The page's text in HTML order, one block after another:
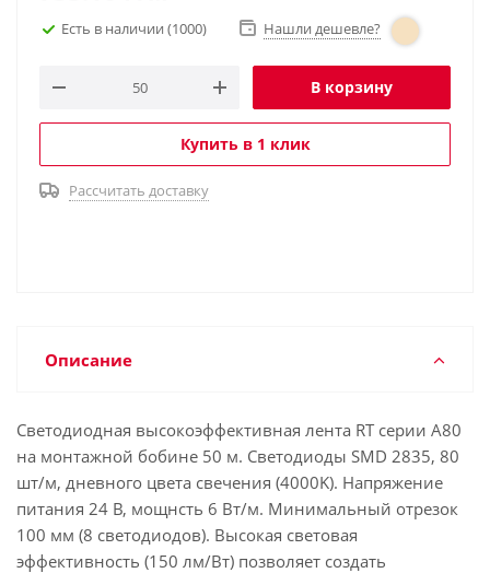
Есть в наличии (1000) Нашли дешевле?
В корзину
Купить в 1 клик
Рассчитать доставку
Описание
Светодиодная высокоэффективная лента RT серии A80
на монтажной бобине 50 м. Светодиоды SMD 2835, 80
шт/м, дневного цвета свечения (4000K). Напряжение
питания 24 В, мощнсть 6 Вт/м. Минимальный отрезок
100 мм (8 светодиодов). Высокая световая
эффективность (150 лм/Вт) позволяет создать